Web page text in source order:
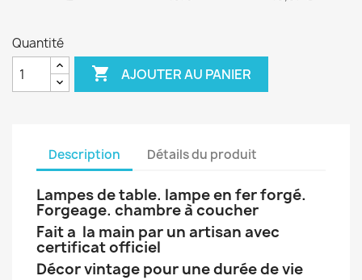
Quantité
 AJOUTER AU PANIER
Description Détails du produit
Lampes de table. lampe en fer forgé.
Forgeage. chambre à coucher
Fait a la main par un artisan avec
certificat officiel
Décor vintage pour une durée de vie